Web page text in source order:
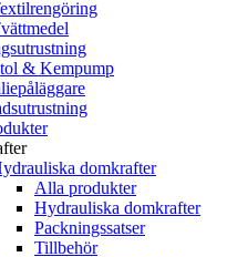
& Kempump
domkrafter
Alla produkter
Hydrauliska domkrafter
Packningssatser
Tillbehör